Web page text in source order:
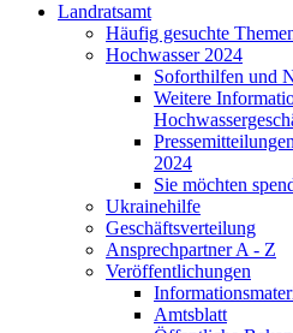
Landratsamt
Häufig gesuchte
Hochwasser 2024
Soforthilfen und
Weitere
2024
Sie möchten
Ukrainehilfe
Geschäftsverteilung
Ansprechpartner A - Z
Veröffentlichungen
Amtsblatt